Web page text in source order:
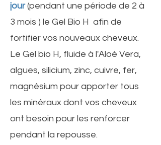
jour(pendant une période de 2 à
3 mois ) le Gel Bio H afin de
fortifier vos nouveaux cheveux.
Le Gel bio H, fluide à l'Aloé Vera,
algues, silicium, zinc, cuivre, fer,
magnésium pour apporter tous
les minéraux dont vos cheveux
ont besoin pour les renforcer
pendant la repousse.